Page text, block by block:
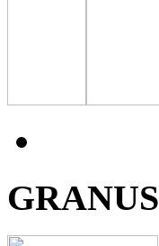
GRANUS